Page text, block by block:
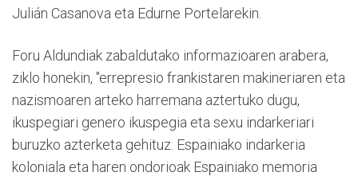
Julián Casanova eta Edurne Portelarekin.
Foru Aldundiak zabaldutako informazioaren arabera,
ziklo honekin, "errepresio frankistaren makineriaren eta
nazismoaren arteko harremana aztertuko dugu,
ikuspegiari genero ikuspegia eta sexu indarkeriari
buruzko azterketa gehituz. Espainiako indarkeria
koloniala eta haren ondorioak Espainiako memoria